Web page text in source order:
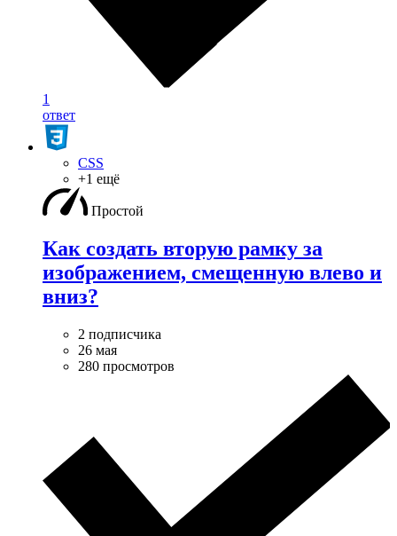
1
ответ
CSS
+1 ещё
Простой
Как создать вторую рамку за
изображением, смещенную влево и
вниз?
2 подписчика
26 мая
280 просмотров